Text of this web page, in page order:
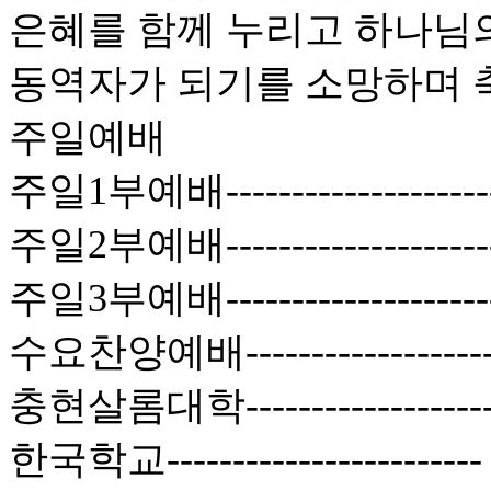
은혜를 함께 누리고 하나님
동역자가 되기를 소망하며
주일예배
주일1부예배
주일2부예배
주일3부예배
수요찬양예배
충현살롬대학
한국학교